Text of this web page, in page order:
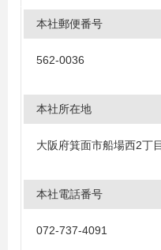
本社郵便番号
562-0036
本社所在地
大阪府箕面市船場西2丁
本社電話番号
072-737-4091